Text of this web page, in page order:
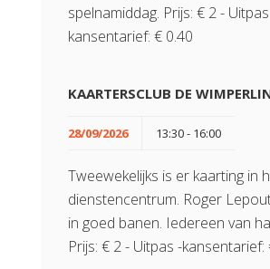
spelnamiddag. Prijs: € 2 -
kansentarief: € 0.40
KAARTERSCLUB DE
28/09/2026 13:30 - 16:00
Tweewekelijks is er kaarting in
dienstencentrum. Roger
in goed banen. Iedereen van
Prijs: € 2 - Uitpas -kansentarief: